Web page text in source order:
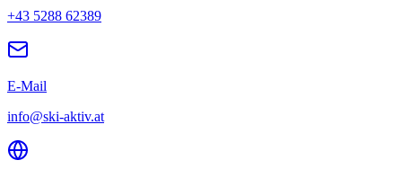
+43 5288 62389
E-Mail
info@ski-aktiv.at